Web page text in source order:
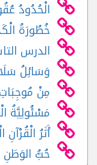
الْحُدُودُ
خُطُورَةُ
الدرس
وَسَائِلُ
مِنْ مُوجِبَاتِ
مَسْئُولِيَّةُ
أَثَرُ
حُبُّ الوَطَنِ